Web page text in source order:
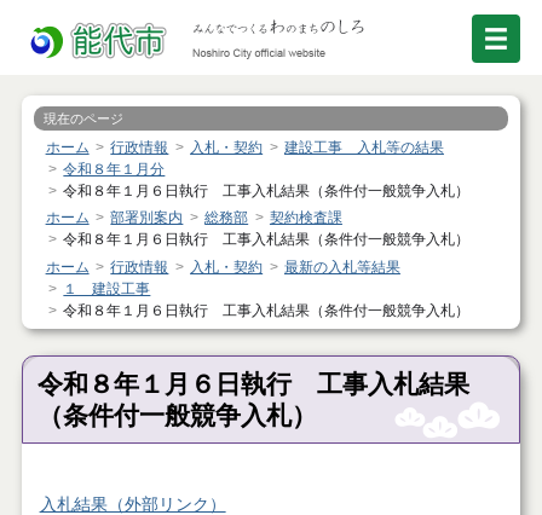
現在のページ
ホーム 行政情報 入札・契約
建設工事 入札等の結果
令和８年１月分
令和８年１月６日執行 工事入札結果（条件付一般競争入札）
ホーム
部署別案内 総務部
契約検査課
令和８年１月６日執行 工事入札結果（条件付一般競争入札）
ホーム
行政情報 入札・契約
最新の入札等結果
１ 建設工事
令和８年１月６日執行 工事入札結果（条件付一般競争入札）
令和８年１月６日執行 工事入札結果
（条件付一般競争入札）
入札結果（外部リンク）